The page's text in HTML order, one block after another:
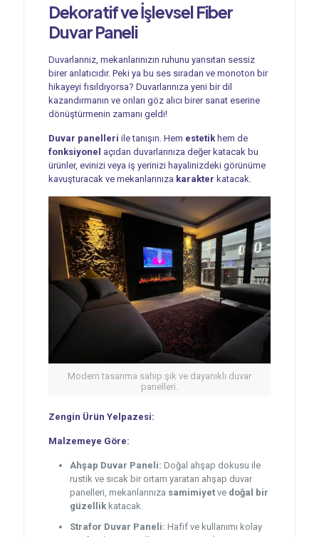
Dekoratif ve İşlevselFiber
Duvar Paneli
Duvarlarınız, mekanlarınızın ruhunu yansıtan sessiz
birer anlatıcıdır. Peki ya bu ses sıradan ve monoton bir
hikayeyi fısıldıyorsa? Duvarlarınıza yeni bir dil
kazandırmanın ve onları göz alıcı birer sanat eserine
dönüştürmenin zamanı geldi!
Duvar panelleri ile tanışın. Hem estetikhem de
fonksiyonel açıdan duvarlarınıza değer katacak bu
ürünler, evinizi veya iş yerinizi hayalinizdeki görünüme
kavuşturacak ve mekanlarınıza karakter katacak.
Modern tasarıma sahip şık ve dayanıklı duvar
panelleri.
Zengin Ürün Yelpazesi:
Malzemeye Göre:
Ahşap Duvar Paneli: Doğal ahşap dokusu ile
rustik ve sıcak bir ortam yaratan ahşap duvar
panelleri, mekanlarınıza samimiyetve doğal bir
güzellikkatacak.
Strafor Duvar Paneli: Hafif ve kullanımı kolay